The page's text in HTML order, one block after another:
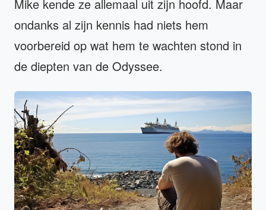
Mike kende ze allemaal uit zijn hoofd. Maar
ondanks al zijn kennis had niets hem
voorbereid op wat hem te wachten stond in
de diepten van de Odyssee.